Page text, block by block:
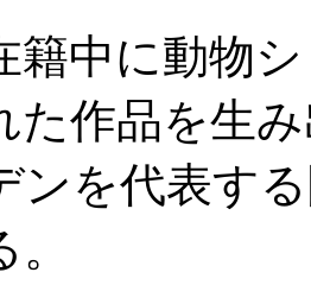
籍中に動物
た作品を生
ンを代表す